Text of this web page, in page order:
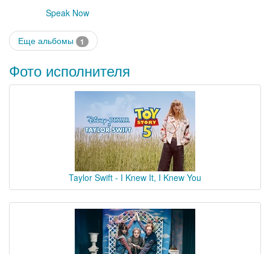
Speak Now
Еще альбомы 1
Фото исполнителя
Taylor Swift - I Knew It, I Knew You